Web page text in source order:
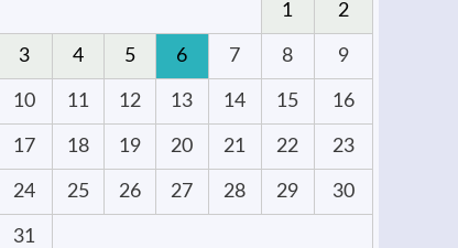
1 2
3 4 5 6 7 8 9
10 11 12 13 14 15 16
17 18 19 20 21 22 23
24 25 26 27 28 29 30
31